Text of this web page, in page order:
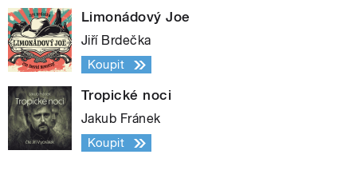
Limonádový Joe
Jiří Brdečka
Koupit
Tropické noci
Jakub Fránek
Koupit